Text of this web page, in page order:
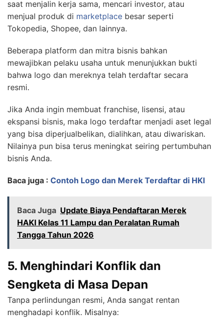
saat menjalin kerja sama, mencari investor, atau
menjual produk di marketplace besar seperti
Tokopedia, Shopee, dan lainnya.
Beberapa platform dan mitra bisnis bahkan
mewajibkan pelaku usaha untuk menunjukkan bukti
bahwa logo dan mereknya telah terdaftar secara
resmi.
Jika Anda ingin membuat franchise, lisensi, atau
ekspansi bisnis, maka logo terdaftar menjadi aset legal
yang bisa diperjualbelikan, dialihkan, atau diwariskan.
Nilainya pun bisa terus meningkat seiring pertumbuhan
bisnis Anda.
Baca juga : Contoh Logo dan Merek Terdaftar di HKI
Baca Juga Update Biaya Pendaftaran Merek
HAKI Kelas 11 Lampu dan Peralatan Rumah
Tangga Tahun 2026
5. Menghindari Konflik dan
Sengketa di Masa Depan
Tanpa perlindungan resmi, Anda sangat rentan
menghadapi konflik. Misalnya: